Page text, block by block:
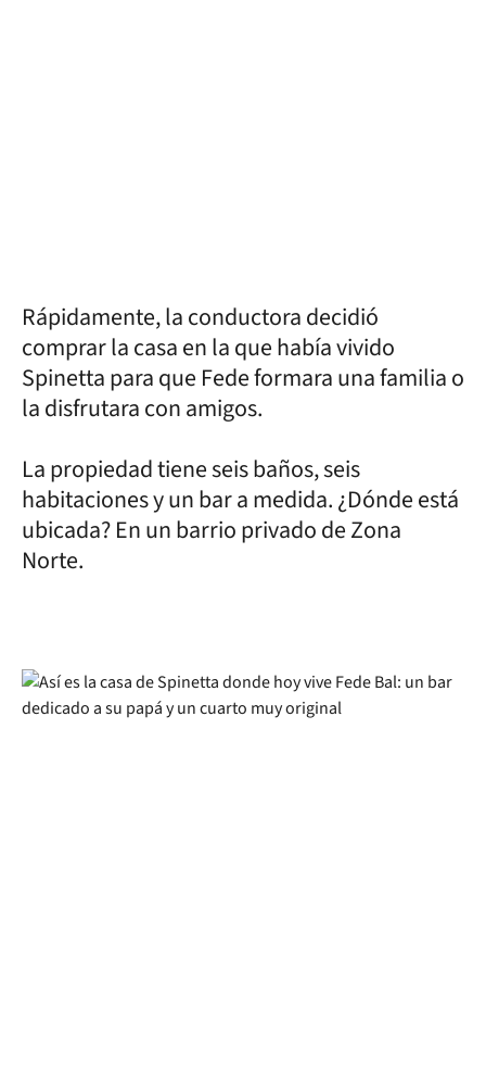
Rápidamente, la conductora decidió
comprar la casa en la que había vivido
Spinetta para que Fede formara una familia o
la disfrutara con amigos.
La propiedad tiene seis baños, seis
habitaciones y un bar a medida. ¿Dónde está
ubicada? En un barrio privado de Zona
Norte.